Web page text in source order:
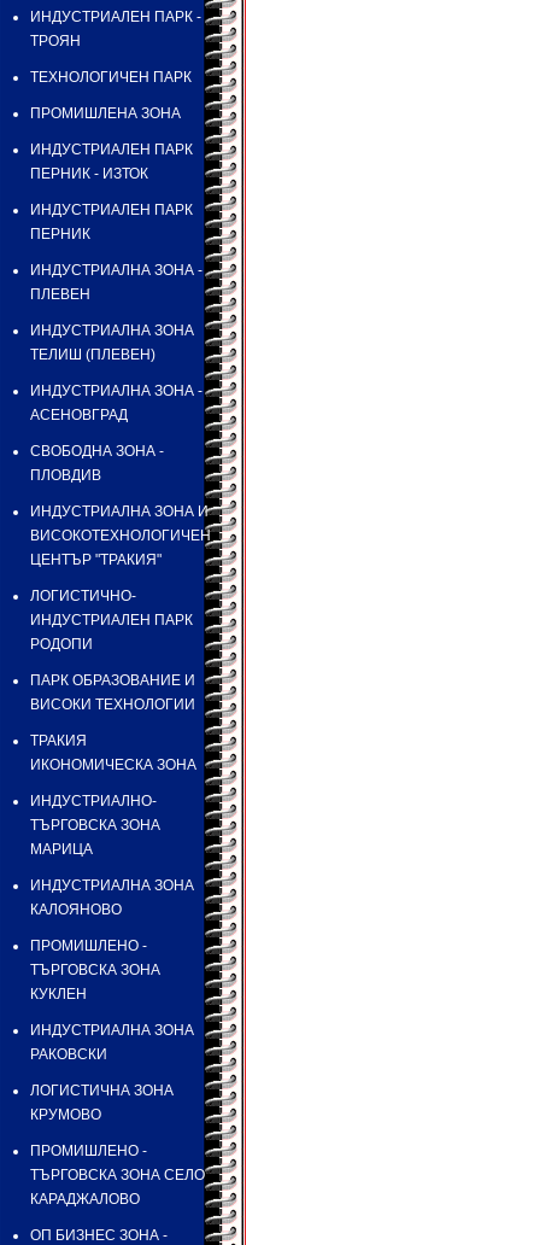
ИНДУСТРИАЛЕН ПАРК -
ТРОЯН
ТЕХНОЛОГИЧЕН ПАРК
ПРОМИШЛЕНА ЗОНА
ИНДУСТРИАЛЕН ПАРК
ПЕРНИК - ИЗТОК
ИНДУСТРИАЛЕН ПАРК
ПЕРНИК
ИНДУСТРИАЛНА ЗОНА -
ПЛЕВЕН
ИНДУСТРИАЛНА ЗОНА
ТЕЛИШ (ПЛЕВЕН)
ИНДУСТРИАЛНА ЗОНА -
АСЕНОВГРАД
СВОБОДНА ЗОНА -
ПЛОВДИВ
ИНДУСТРИАЛНА ЗОНА И
ВИСОКОТЕХНОЛОГИЧЕН
ЦЕНТЪР "ТРАКИЯ"
ЛОГИСТИЧНО-
ИНДУСТРИАЛЕН ПАРК
РОДОПИ
ПАРК ОБРАЗОВАНИЕ И
ВИСОКИ ТЕХНОЛОГИИ
ТРАКИЯ
ИКОНОМИЧЕСКА ЗОНА
ИНДУСТРИАЛНO-
ТЪРГОВСКА ЗОНА
МАРИЦА
ИНДУСТРИАЛНА ЗОНА
КАЛОЯНОВО
ПРОМИШЛЕНО -
ТЪРГОВСКА ЗОНА
КУКЛЕН
ИНДУСТРИАЛНА ЗОНА
РАКОВСКИ
ЛОГИСТИЧНА ЗОНА
КРУМОВО
ПРОМИШЛЕНО -
ТЪРГОВСКА ЗОНА СЕЛО
КАРАДЖАЛОВО
ОП БИЗНЕС ЗОНА -